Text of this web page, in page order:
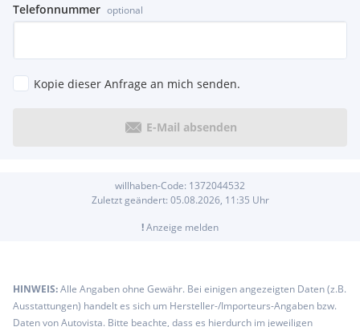
Telefonnummer optional
Kopie dieser Anfrage an mich senden.
E-Mail absenden
willhaben-Code: 1372044532
Zuletzt geändert: 05.08.2026, 11:35 Uhr
!Anzeige melden
HINWEIS:Alle Angaben ohne Gewähr. Bei einigen angezeigten Daten (z.B.
Ausstattungen) handelt es sich um Hersteller-/Importeurs-Angaben bzw.
Daten von Autovista. Bitte beachte, dass es hierdurch im jeweiligen